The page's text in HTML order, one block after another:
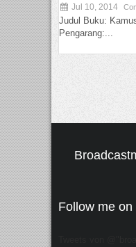
Jul 10, 2014
Judul Buku:
Pengarang:...
Follow me on